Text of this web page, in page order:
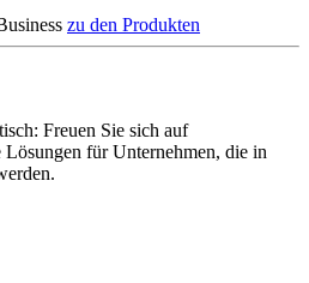
zu den Produkten
Freuen Sie sich auf
Lösungen für Unternehmen, die in